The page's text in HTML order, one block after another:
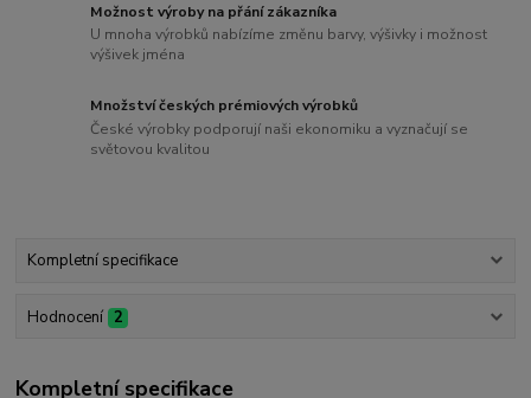
Možnost výroby na přání zákazníka
U mnoha výrobků nabízíme změnu barvy, výšivky i možnost
výšivek jména
Množství českých prémiových výrobků
České výrobky podporují naši ekonomiku a vyznačují se
světovou kvalitou
Kompletní specifikace
Hodnocení 2
Kompletní specifikace